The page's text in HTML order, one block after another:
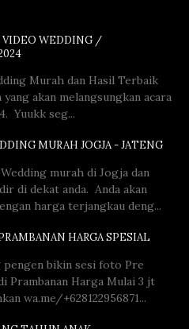
VIDEO WEDDING /
Murah dan Hasil Terbaik
akan melangsungkan acara
Yuukk seg...
MURAH JOGJA - JATENG
murah di Jogja dan
di dekat anda. Anda akan
harga terjangkau deng...
HARGA SPESIAL
pengen bikin sesi foto Pre
Prambanan Harga Mulai 3 jt
wa.me/+628122956871...